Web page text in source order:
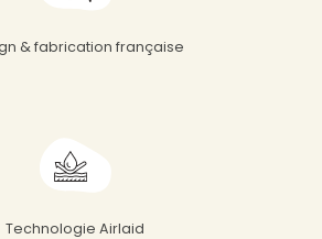
& fabrication française
Technologie Airlaid